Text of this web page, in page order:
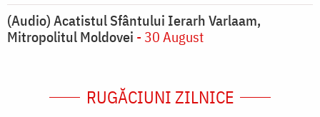
(Audio) Acatistul Sfântului Ierarh Varlaam,
Mitropolitul Moldovei - 30 August
RUGĂCIUNI ZILNICE